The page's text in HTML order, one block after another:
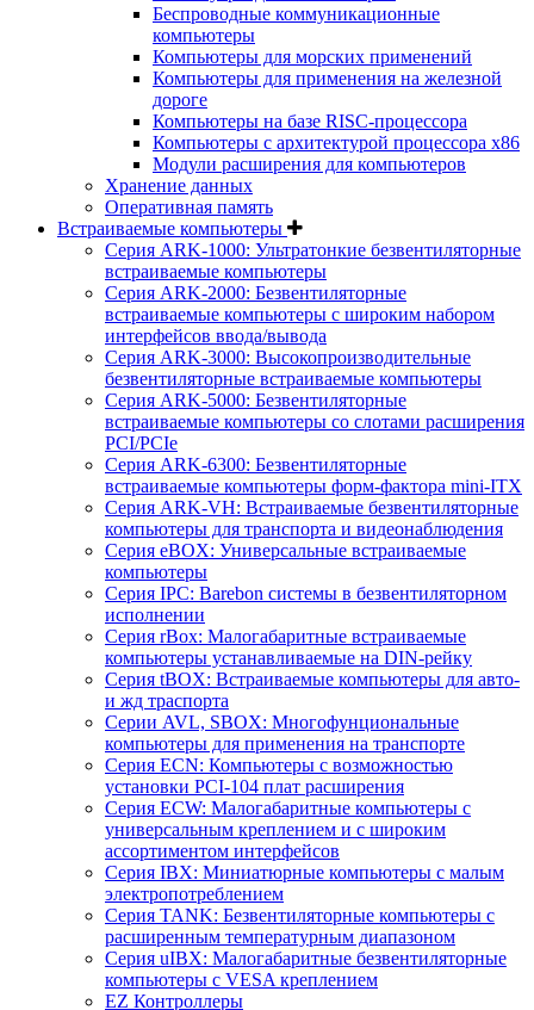
Беспроводные коммуникационные
компьютеры
Компьютеры для морских применений
Компьютеры для применения на железной
дороге
Компьютеры на базе RISC-процессора
Компьютеры с архитектурой процессора x86
Модули расширения для компьютеров
Хранение данных
Оперативная память
Встраиваемые компьютеры
Серия ARK-1000: Ультратонкие безвентиляторные
встраиваемые компьютеры
Серия ARK-2000: Безвентиляторные
встраиваемые компьютеры с широким набором
интерфейсов ввода/вывода
Серия ARK-3000: Высокопроизводительные
безвентиляторные встраиваемые компьютеры
Серия ARK-5000: Безвентиляторные
встраиваемые компьютеры со слотами расширения
PCI/PCIe
Серия ARK-6300: Безвентиляторные
встраиваемые компьютеры форм-фактора mini-ITX
Серия ARK-VH: Встраиваемые безвентиляторные
компьютеры для транспорта и видеонаблюдения
Серия eBOX: Универсальные встраиваемые
компьютеры
Серия IPC: Barebon системы в безвентиляторном
исполнении
Серия rBox: Малогабаритные встраиваемые
компьютеры устанавливаемые на DIN-рейку
Серия tBOX: Встраиваемые компьютеры для авто-
и жд траспорта
Серии AVL, SBOX: Многофунциональные
компьютеры для применения на транспорте
Серия ECN: Компьютеры с возможностью
установки PCI-104 плат расширения
Серия ECW: Малогабаритные компьютеры с
универсальным креплением и с широким
ассортиментом интерфейсов
Серия IBX: Миниатюрные компьютеры с малым
электропотреблением
Серия TANK: Безвентиляторные компьютеры с
расширенным температурным диапазоном
Серия uIBX: Малогабаритные безвентиляторные
компьютеры с VESA креплением
EZ Контроллеры